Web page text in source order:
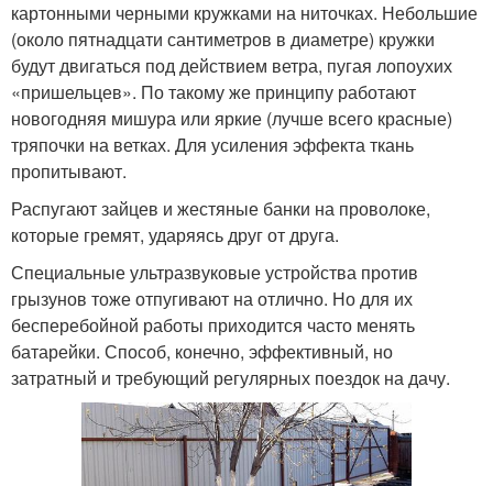
картонными черными кружками на ниточках. Небольшие
(около пятнадцати сантиметров в диаметре) кружки
будут двигаться под действием ветра, пугая лопоухих
«пришельцев». По такому же принципу работают
новогодняя мишура или яркие (лучше всего красные)
тряпочки на ветках. Для усиления эффекта ткань
пропитывают.
Распугают зайцев и жестяные банки на проволоке,
которые гремят, ударяясь друг от друга.
Специальные ультразвуковые устройства против
грызунов тоже отпугивают на отлично. Но для их
бесперебойной работы приходится часто менять
батарейки. Способ, конечно, эффективный, но
затратный и требующий регулярных поездок на дачу.